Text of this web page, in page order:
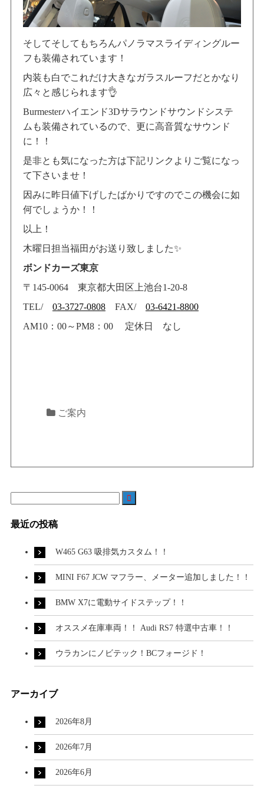
そしてそしてもちろんパノラマスライディングルー
フも装備されています！
内装も白でこれだけ大きなガラスルーフだとかなり
広々と感じられます👌
Burmesterハイエンド3Dサラウンドサウンドシステ
ムも装備されているので、更に高音質なサウンド
に！！
是非とも気になった方は下記リンクよりご覧になっ
て下さいませ！
因みに昨日値下げしたばかりですのでこの機会に如
何でしょうか！！
以上！
木曜日担当福田がお送り致しました✨
ボンドカーズ東京
〒145-0064 東京都大田区上池台1-20-8
TEL/ 03-3727-0808 FAX/ 03-6421-8800
AM10 ： 00～PM8 ： 00 定休日 なし
ご案内

最近の投稿
W465 G63 吸排気カスタム！！
MINI F67 JCW マフラー、メーター追加しました！！
BMW X7に電動サイドステップ！！
オススメ在庫車両！！ Audi RS7 特選中古車！！
ウラカンにノビテック！BCフォージド！
アーカイブ
2026年8月
2026年7月
2026年6月